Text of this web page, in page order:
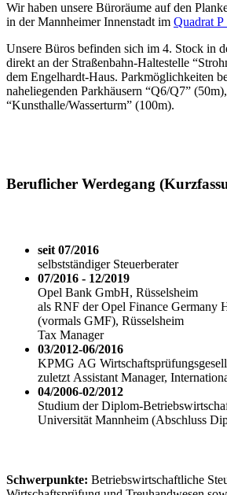
Wir haben unsere Büroräume auf den
in der Mannheimer Innenstadt im Quadrat P
Unsere Büros befinden sich im 4. Stock in
direkt an der Straßenbahn-Haltestelle
dem Engelhardt-Haus. Parkmöglichkeiten
naheliegenden Parkhäusern “Q6/Q7” (50m),
“Kunsthalle/Wasserturm” (100m).
Beruflicher Werdegang
seit 07/2016
selbstständiger Steuerberater
07/2016 - 12/2019
Opel Bank GmbH, Rüsselsheim
als RNF der Opel Finance Germany
(vormals GMF), Rüsselsheim
Tax Manager
03/2012-06/2016
KPMG AG
zuletzt Assistant Manager,
04/2006-02/2012
Studium der Diplom-
Universität Mannheim (Abschluss
Schwerpunkte: Betriebswirtschaftliche